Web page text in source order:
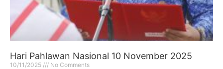
Hari Pahlawan Nasional 10 November 2025
10/11/2025 No Comments